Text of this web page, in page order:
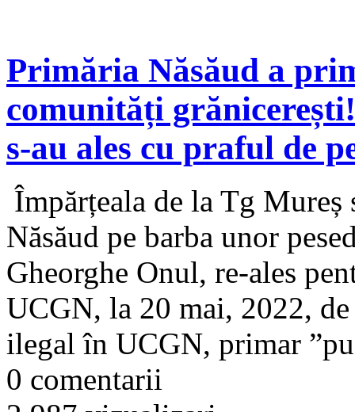
Primăria Năsăud a
comunități
s-au ales cu praful de
Împărțeala de la Tg Mureș
Năsăud pe barba unor
Gheorghe Onul, re-ales
UCGN, la 20 mai, 2022,
ilegal în UCGN, primar
0 comentarii